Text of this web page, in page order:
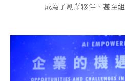
成為了創業夥伴、甚至